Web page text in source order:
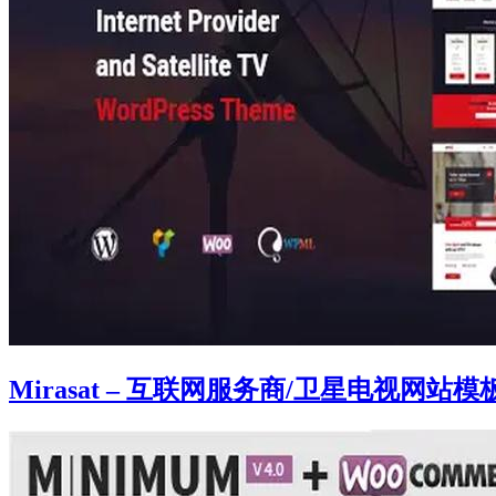
Mirasat – 互联网服务商/卫星电视网站模